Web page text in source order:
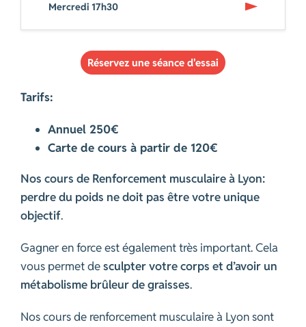
Mercredi 17h30
Réservez une séance d'essai
Tarifs:
Annuel 250€
Carte de cours à partir de 120€
Nos cours de Renforcement musculaire à Lyon:
perdre du poids ne doit pas être votre unique
objectif.
Gagner en force est également très important. Cela
vous permet desculpter votre corps et d’avoir un
métabolisme brûleur de graisses.
Nos cours de renforcement musculaire à Lyon sont